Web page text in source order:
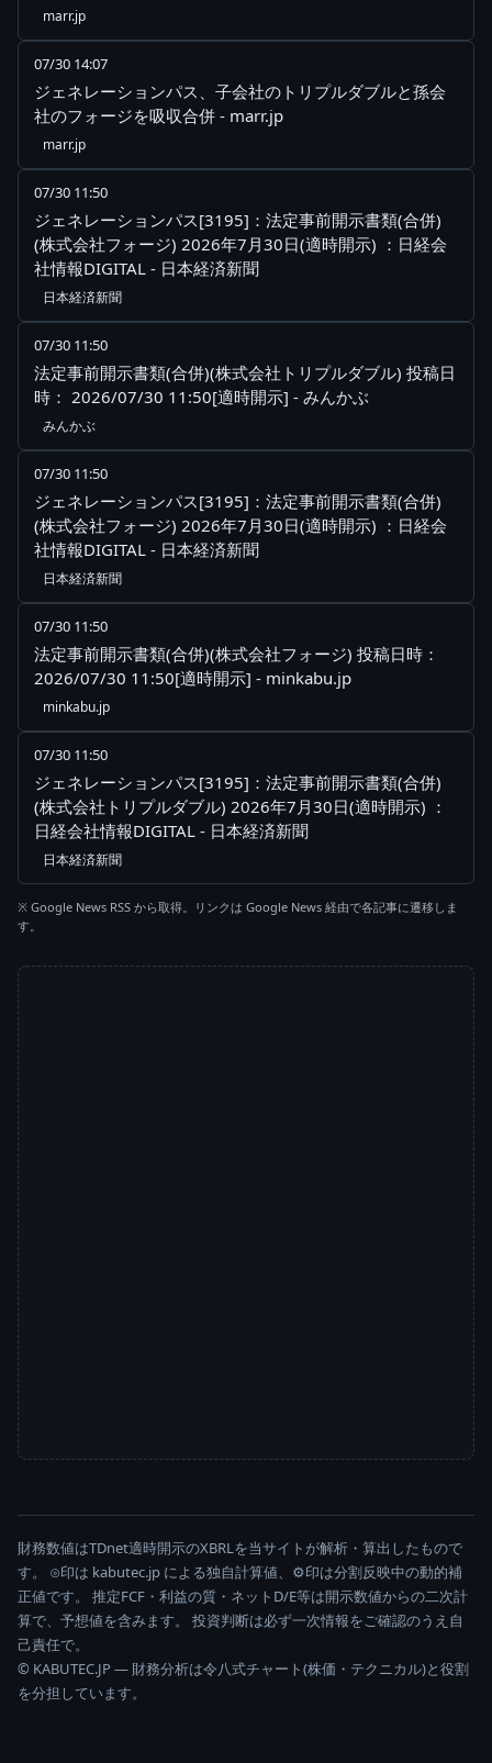
marr.jp
07/30 14:07
ジェネレーションパス、子会社のトリプルダブルと孫会
社のフォージを吸収合併 - marr.jp
marr.jp
07/30 11:50
ジェネレーションパス[3195]：法定事前開示書類(合併)
(株式会社フォージ) 2026年7月30日(適時開示) ：日経会
社情報DIGITAL - 日本経済新聞
日本経済新聞
07/30 11:50
法定事前開示書類(合併)(株式会社トリプルダブル) 投稿日
時： 2026/07/30 11:50[適時開示] - みんかぶ
みんかぶ
07/30 11:50
ジェネレーションパス[3195]：法定事前開示書類(合併)
(株式会社フォージ) 2026年7月30日(適時開示) ：日経会
社情報DIGITAL - 日本経済新聞
日本経済新聞
07/30 11:50
法定事前開示書類(合併)(株式会社フォージ) 投稿日時：
2026/07/30 11:50[適時開示] - minkabu.jp
minkabu.jp
07/30 11:50
ジェネレーションパス[3195]：法定事前開示書類(合併)
(株式会社トリプルダブル) 2026年7月30日(適時開示) ：
日経会社情報DIGITAL - 日本経済新聞
日本経済新聞
※ Google News RSS から取得。リンクは Google News 経由で各記事に遷移しま
す。
財務数値はTDnet適時開示のXBRLを当サイトが解析・算出したもので
す。 ⊙印は kabutec.jp による独自計算値、⚙印は分割反映中の動的補
正値です。 推定FCF・利益の質・ネットD/E等は開示数値からの二次計
算で、予想値を含みます。 投資判断は必ず一次情報をご確認のうえ自
己責任で。
© KABUTEC.JP — 財務分析は令八式チャート(株価・テクニカル)と役割
を分担しています。